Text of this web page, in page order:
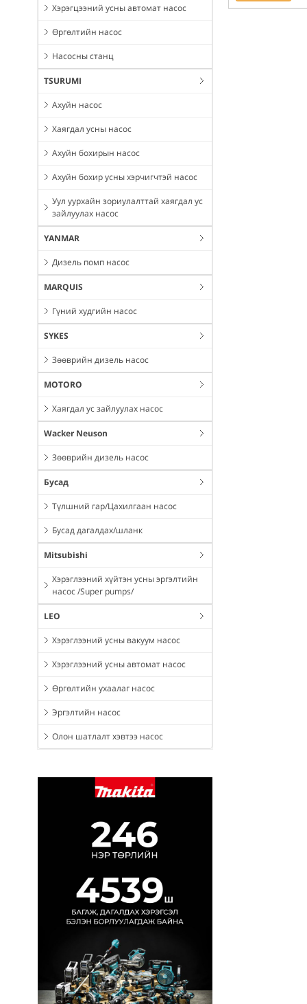
Хэрэгцээний усны автомат насос
Өргөлтийн насос
Насосны станц
TSURUMI
Ахуйн насос
Хаягдал усны насос
Ахуйн бохирын насос
Ахуйн бохир усны хэрчигчтэй насос
Уул уурхайн зориулалттай хаягдал ус
зайлуулах насос
YANMAR
Дизель помп насос
MARQUIS
Гүний худгийн насос
SYKES
Зөөврийн дизель насос
MOTORO
Хаягдал ус зайлуулах насос
Wacker Neuson
Зөөврийн дизель насос
Бусад
Түлшний гар/Цахилгаан насос
Бусад дагалдах/шланк
Mitsubishi
Хэрэглээний хүйтэн усны эргэлтийн
насос /Super pumps/
LEO
Хэрэглээний усны вакуум насос
Хэрэглээний усны автомат насос
Өргөлтийн ухаалаг насос
Эргэлтийн насос
Олон шатлалт хэвтээ насос